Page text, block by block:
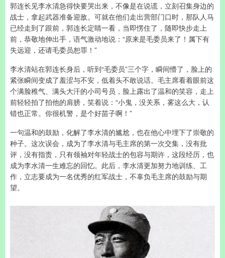
郭连长见李水清急得快要哭出来，不像是在说谎，立刻召集身边的
战士，拿起武器准备迎敌。可就在他们走出营部门口时，那队人马
已经走到了跟前，郭连长定睛一看，当即愣住了，随即快步走上
前，恭敬地伸出手，语气激动地说：“原来是毛委员来了！属下有
失远迎，还请毛委员恕罪！”
李水清站在郭连长身后，听到“毛委员”三个字，瞬间懵了，脸上的
紧张瞬间变成了羞涩与不安，低着头不敢说话。毛主席看着眼前这
个满脸稚气、满头大汗的小司号员，脸上露出了温和的笑容，走上
前轻轻拍了拍他的肩膀，笑着说：“小鬼，没关系，雾这么大，认
错也正常。你很机警，是个好苗子啊！”
一句温和的鼓励，化解了李水清的尴尬，也在他心中埋下了崇敬的
种子。这次误会，成为了李水清与毛主席的第一次交集，没有批
评，没有指责，只有领袖对年轻战士的包容与期许，这段经历，也
成为李水清一生难忘的回忆。此后，李水清更加努力地训练、工
作，立志要成为一名优秀的红军战士，不辜负毛主席的鼓励与期
望。